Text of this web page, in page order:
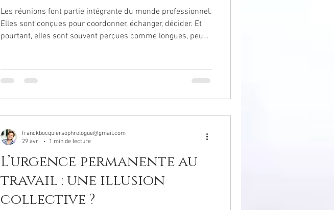
Les réunions font partie intégrante du monde professionnel.
Elles sont conçues pour coordonner, échanger, décider. Et
pourtant, elles sont souvent perçues comme longues, peu
L’urgence permanente au
travail : une illusion
collective ?
franckbocquiersophrologue@gmail.com
29 avr.
1 min de lecture